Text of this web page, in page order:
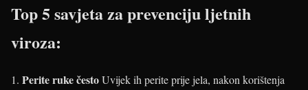
Top 5 savjeta za prevenciju ljetnih
viroza:
Perite ruke čestoUvijek ih perite prije jela, nakon korištenja